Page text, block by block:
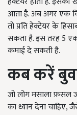
आता है. अब अगर एक
तो प्रति हेक्टेयर के
सकता है. इस तरह 5
कमाई दे सकती है.
कब करें
जो लोग मसाला फ़सल
का ध्यान देना चाहिए,